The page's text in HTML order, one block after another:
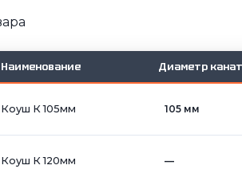
Наименование Диаметр
Коуш К 105мм 105 мм
Коуш К 120мм —